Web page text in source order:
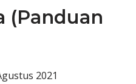
(Panduan
2021